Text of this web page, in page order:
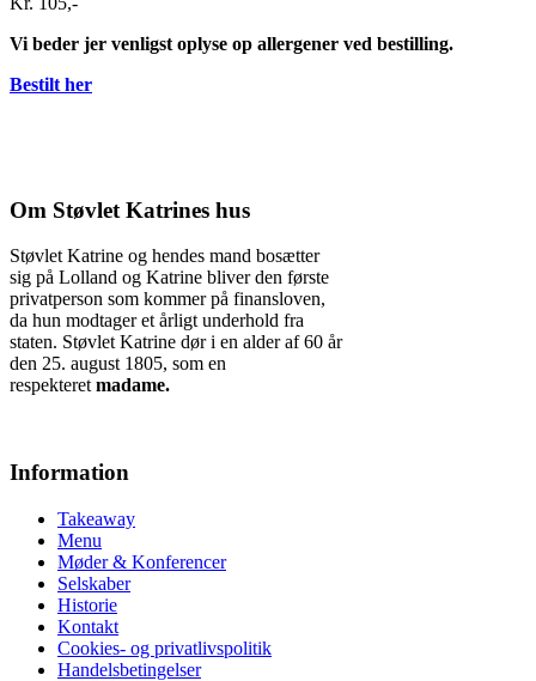
Vi beder jer venligst oplyse op allergener ved bestilling.
Bestilt her
Om Støvlet Katrines hus
Støvlet Katrine og hendes mand bosætter
sig på Lolland og Katrine bliver den første
privatperson som kommer på finansloven,
da hun modtager et årligt underhold fra
staten. Støvlet Katrine dør i en alder af 60 år
den 25. august 1805, som en
respekteret madame.
Information
Takeaway
Menu
Møder & Konferencer
Selskaber
Historie
Kontakt
Cookies- og privatlivspolitik
Handelsbetingelser